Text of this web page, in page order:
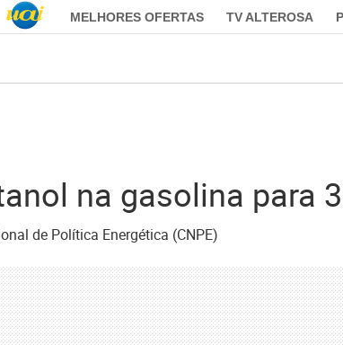
MELHORES OFERTAS TV ALTEROSA
na gasolina para
de Política Energética (CNPE)